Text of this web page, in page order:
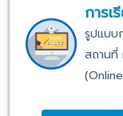
การเ
รูปแบบ
สถานที่